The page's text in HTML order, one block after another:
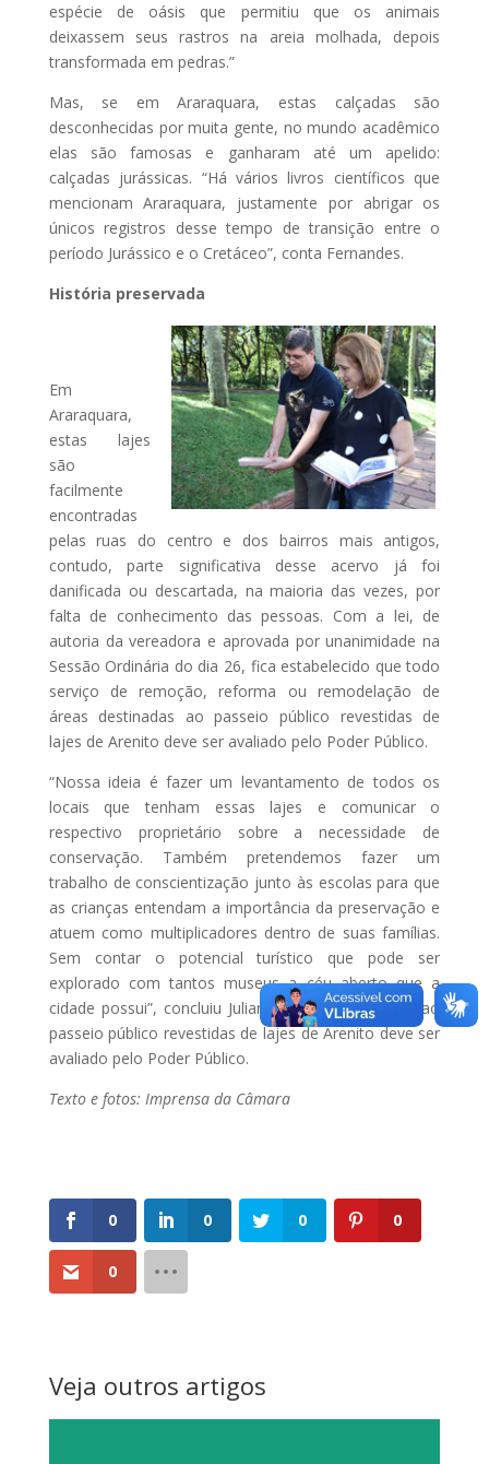
espécie de oásis que permitiu que os animais
deixassem seus rastros na areia molhada, depois
transformada em pedras.”
Mas, se em Araraquara, estas calçadas são
desconhecidas por muita gente, no mundo acadêmico
elas são famosas e ganharam até um apelido:
calçadas jurássicas. “Há vários livros científicos que
mencionam Araraquara, justamente por abrigar os
únicos registros desse tempo de transição entre o
período Jurássico e o Cretáceo”, conta Fernandes.
História preservada
Em
Araraquara,
estas lajes
são
facilmente
encontradas
pelas ruas do centro e dos bairros mais antigos,
contudo, parte significativa desse acervo já foi
danificada ou descartada, na maioria das vezes, por
falta de conhecimento das pessoas. Com a lei, de
autoria da vereadora e aprovada por unanimidade na
Sessão Ordinária do dia 26, fica estabelecido que todo
serviço de remoção, reforma ou remodelação de
áreas destinadas ao passeio público revestidas de
lajes de Arenito deve ser avaliado pelo Poder Público.
“Nossa ideia é fazer um levantamento de todos os
locais que tenham essas lajes e comunicar o
respectivo proprietário sobre a necessidade de
conservação. Também pretendemos fazer um
trabalho de conscientização junto às escolas para que
as crianças entendam a importância da preservação e
atuem como multiplicadores dentro de suas famílias.
Sem contar o potencial turístico que pode ser
explorado com tantos museus a céu aberto que a
cidade possui”, concluiu Juliana.e áreas destinadas ao
passeio público revestidas de lajes de Arenito deve ser
avaliado pelo Poder Público.
Texto e fotos: Imprensa da Câmara
0 0 0 0
0
Veja outros artigos